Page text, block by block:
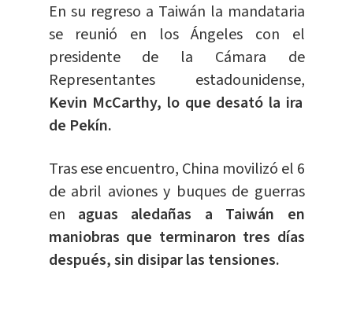
En su regreso a Taiwán la mandataria
se reunió en los Ángeles con el
presidente de la Cámara de
Representantes estadounidense,
Kevin McCarthy, lo que desató la ira
de Pekín.
Tras ese encuentro, China movilizó el 6
de abril aviones y buques de guerras
en aguas aledañas a Taiwán en
maniobras que terminaron tres días
después, sin disipar las tensiones.